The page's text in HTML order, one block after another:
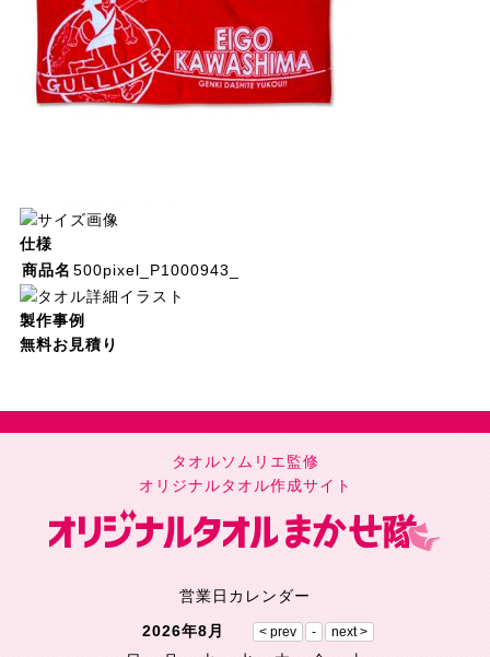
仕様
商品名 500pixel_P1000943_
製作事例
無料お見積り
タオルソムリエ監修
オリジナルタオル作成サイト
営業日カレンダー
2026年8月